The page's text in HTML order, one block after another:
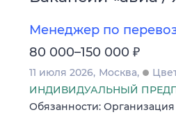
Менеджер по
80 000–150 000 ₽
11 июля 2026 Москва
ИНДИВИДУАЛЬНЫЙ
Обязанности: Организация